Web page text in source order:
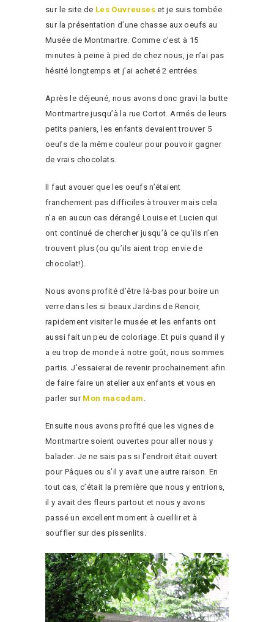
sur le site de Les Ouvreuseset je suis tombée
sur la présentation d’une chasse aux oeufs au
Musée de Montmartre. Comme c’est à 15
minutes à peine à pied de chez nous, je n’ai pas
hésité longtemps et j’ai acheté 2 entrées.
Après le déjeuné, nous avons donc gravi la butte
Montmartre jusqu’à la rue Cortot. Armés de leurs
petits paniers, les enfants devaient trouver 5
oeufs de la même couleur pour pouvoir gagner
de vrais chocolats.
Il faut avouer que les oeufs n’étaient
franchement pas difficiles à trouver mais cela
n’a en aucun cas dérangé Louise et Lucien qui
ont continué de chercher jusqu’à ce qu’ils n’en
trouvent plus (ou qu’ils aient trop envie de
chocolat!).
Nous avons profité d’être là-bas pour boire un
verre dans les si beaux Jardins de Renoir,
rapidement visiter le musée et les enfants ont
aussi fait un peu de coloriage. Et puis quand il y
a eu trop de monde à notre goût, nous sommes
partis. J’essaierai de revenir prochainement afin
de faire faire un atelier aux enfants et vous en
parler sur Mon macadam .
Ensuite nous avons profité que les vignes de
Montmartre soient ouvertes pour aller nous y
balader. Je ne sais pas si l’endroit était ouvert
pour Pâques ou s’il y avait une autre raison. En
tout cas, c’était la première que nous y entrions,
il y avait des fleurs partout et nous y avons
passé un excellent moment à cueillir et à
souffler sur des pissenlits.